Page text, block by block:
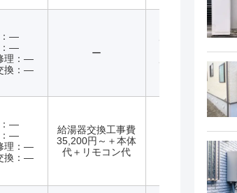
：―
：―
理：―
換：―
ー
店舗によっ
店舗によっ
：―
：―
理：―
換：―
給湯器交換工事費
35,200円～＋本体
代＋リモコン代